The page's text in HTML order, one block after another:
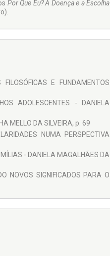
Por Que Eu? A Doença e a Escolha
E FUNDAMENTOS
ADOLESCENTES - DANIELA
MELLO DA SILVEIRA, p. 69
NUMA PERSPECTIVA
- DANIELA MAGALHÃES DA
NOVOS SIGNIFICADOS PARA O